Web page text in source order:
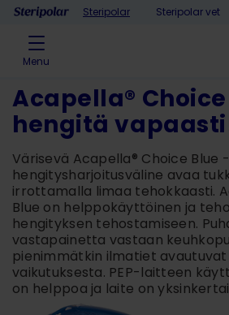
Skip to contentSteripolar Steripolar vet
Menu
Acapella®
hengitä
Värisevä Acapella® Choice Blue -
hengitysharjoitusväline avaa
irrottamalla limaa tehokkaasti.
Blue on helppokäyttöinen ja
hengityksen tehostamiseen.
vastapainetta vastaan
pienimmätkin ilmatiet
vaikutuksesta. PEP-laitteen
on helppoa ja laite on